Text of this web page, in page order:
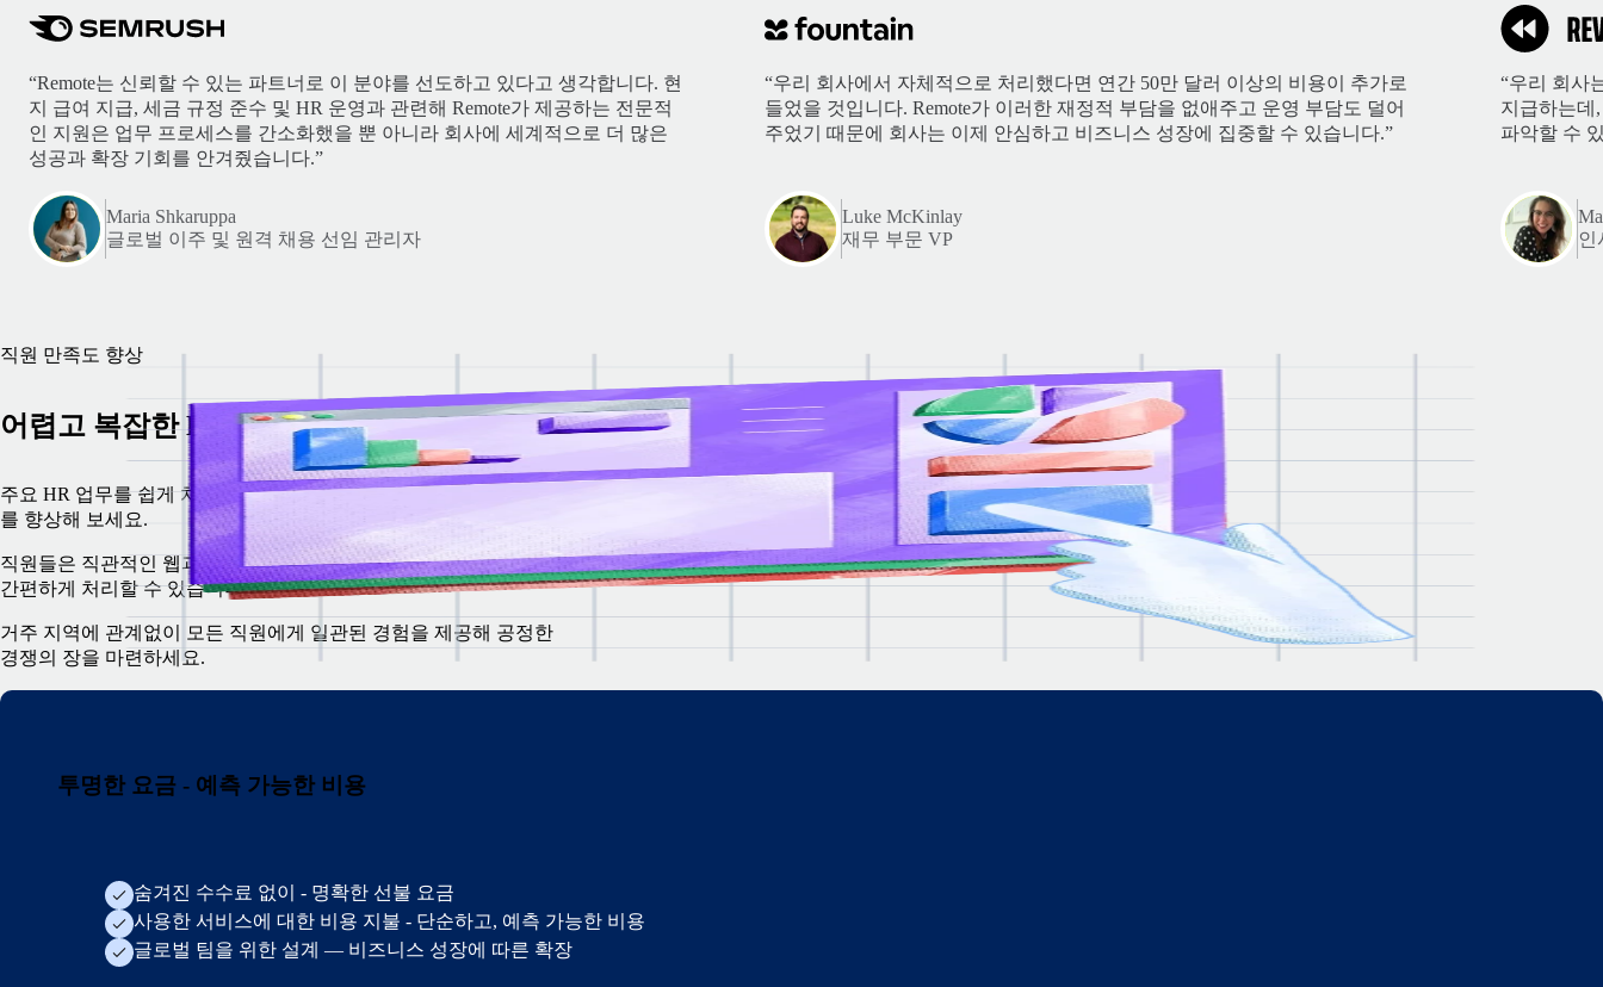
“Remote는 신뢰할 수 있는 파트너로 이 분야를 선도하고 있다고 생각합니다. 현
지 급여 지급, 세금 규정 준수 및 HR 운영과 관련해 Remote가 제공하는 전문적
인 지원은 업무 프로세스를 간소화했을 뿐 아니라 회사에 세계적으로 더 많은
성공과 확장 기회를 안겨줬습니다.”
Maria Shkaruppa
글로벌 이주 및 원격 채용 선임 관리자
“우리 회사에서 자체적으로 처리했다면 연간 50만 달러 이상의 비용이 추가로
들었을 것입니다. Remote가 이러한 재정적 부담을 없애주고 운영 부담도 덜어
주었기 때문에 회사는 이제 안심하고 비즈니스 성장에 집중할 수 있습니다.”
Luke McKinlay
재무 부문 VP
“우리 회사
지급하는데
파악할 수
인
직원 만족도 향상
어렵고 복잡한 HR 프로세스는이제 그만
주요 HR 업무를 쉽게 처리할 수 있는 최첨단 플랫폼으로 직원 만족도
를 향상해 보세요.
직원들은 직관적인 웹과 모바일 앱을 사용해 재직 관련 행정 업무를
간편하게 처리할 수 있습니다.
거주 지역에 관계없이 모든 직원에게 일관된 경험을 제공해 공정한
경쟁의 장을 마련하세요.
투명한 요금 - 예측 가능한 비용
숨겨진 수수료 없이 - 명확한 선불 요금
사용한 서비스에 대한 비용 지불 - 단순하고, 예측 가능한 비용
글로벌 팀을 위한 설계 — 비즈니스 성장에 따른 확장